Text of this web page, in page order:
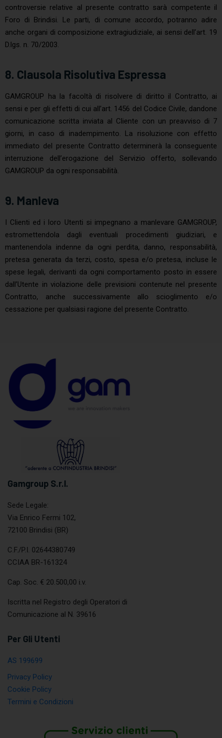
controversie relative al presente contratto sarà competente il
Foro di Brindisi. Le parti, di comune accordo, potranno adire
anche organi di composizione extragiudiziale, ai sensi dell’art. 19
D.lgs. n. 70/2003.
8. Clausola Risolutiva Espressa
GAMGROUP ha la facoltà di risolvere di diritto il Contratto, ai
sensi e per gli effetti di cui all’art. 1456 del Codice Civile, dandone
comunicazione scritta inviata al Cliente con un preavviso di 7
giorni, in caso di inadempimento. La risoluzione con effetto
immediato del presente Contratto determinerà la conseguente
interruzione dell’erogazione del Servizio offerto, sollevando
GAMGROUP da ogni responsabilità.
9. Manleva
I Clienti ed i loro Utenti si impegnano a manlevare GAMGROUP,
estromettendola dagli eventuali procedimenti giudiziari, e
mantenendola indenne da ogni perdita, danno, responsabilità,
pretesa generata da terzi, costo, spesa e/o pretesa, incluse le
spese legali, derivanti da ogni comportamento posto in essere
dall’Utente in violazione delle previsioni contenute nel presente
Contratto, anche successivamente allo scioglimento e/o
cessazione per qualsiasi ragione del presente Contratto.
Gamgroup S.r.l.
Sede Legale:
Via Enrico Fermi 102,
72100 Brindisi (BR)
C.F./P.I. 02644380749
CCIAA BR-161324
Cap. Soc. € 20.500,00 i.v.
Iscritta nel Registro degli Operatori di
Comunicazione al N. 39616
Per Gli Utenti
AS 199699
Privacy Policy
Cookie Policy
Termini e Condizioni